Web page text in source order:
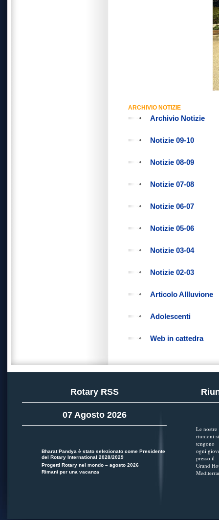
ARCHIVIO NOTIZIE
Archivio Notizie
Notizie 09-10
Notizie 08-09
Notizie 07-08
Notizie 06-07
Notizie 05-06
Notizie 03-04
Notizie 02-03
Articolo Allluvione
Adolescenti
Web in cattedra
Rotary RSS
07 Agosto 2026
Bharat Pandya è stato selezionato come Presidente
del Rotary International 2028/2029
Progetti Rotary nel mondo – agosto 2026
Rimani per una vacanza
Le nostre
riunioni si
tengono
ogni
presso il
Grand